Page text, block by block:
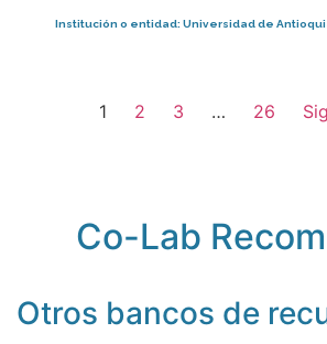
Institución o entidad: Universidad de
1 2 3 … 26
Co-Lab
Otros bancos de